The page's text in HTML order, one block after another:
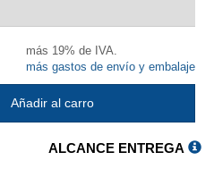
más 19% de IVA.
más gastos de envío y embalaje
Añadir al carro
ALCANCE ENTREGA